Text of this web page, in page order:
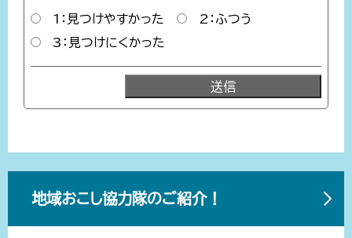
1：見つけやすかった
2：ふつう
3：見つけにくかった
地域おこし協力隊のご紹介！